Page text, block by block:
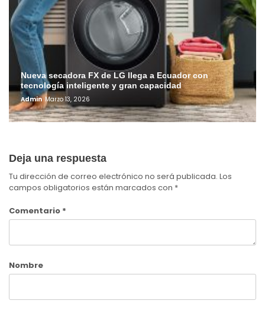
Nueva secadora FX de LG llega a Ecuador con
tecnología inteligente y gran capacidad
Admin Marzo 13, 2026
Deja una respuesta
Tu dirección de correo electrónico no será publicada. Los
campos obligatorios están marcados con *
Comentario *
Nombre